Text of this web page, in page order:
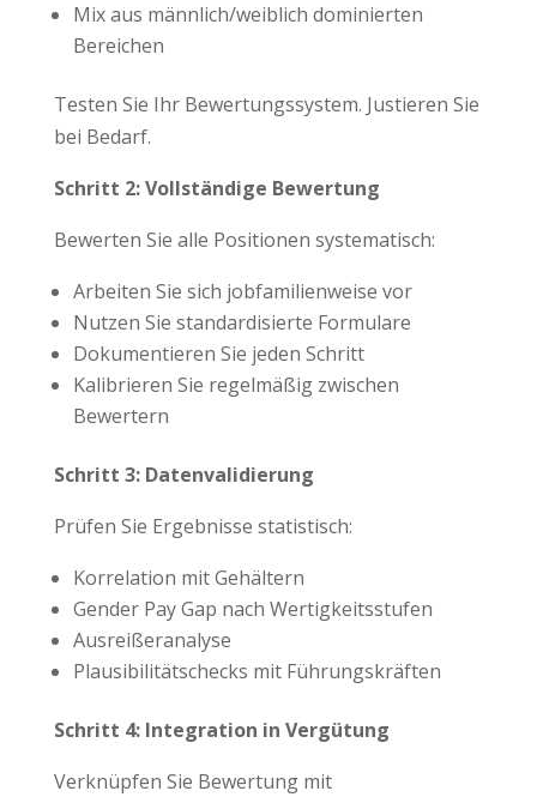
Mix aus männlich/weiblich dominierten
Bereichen
Testen Sie Ihr Bewertungssystem. Justieren Sie
bei Bedarf.
Schritt 2: Vollständige Bewertung
Bewerten Sie alle Positionen systematisch:
Arbeiten Sie sich jobfamilienweise vor
Nutzen Sie standardisierte Formulare
Dokumentieren Sie jeden Schritt
Kalibrieren Sie regelmäßig zwischen
Bewertern
Schritt 3: Datenvalidierung
Prüfen Sie Ergebnisse statistisch:
Korrelation mit Gehältern
Gender Pay Gap nach Wertigkeitsstufen
Ausreißeranalyse
Plausibilitätschecks mit Führungskräften
Schritt 4: Integration in Vergütung
Verknüpfen Sie Bewertung mit